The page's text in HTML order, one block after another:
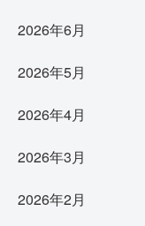
2026年6月
2026年5月
2026年4月
2026年3月
2026年2月